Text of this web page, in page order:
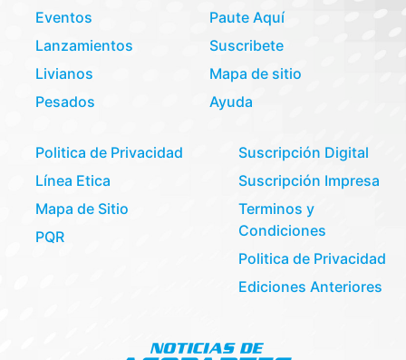
Eventos
Lanzamientos
Livianos
Pesados
Paute Aquí
Suscribete
Mapa de sitio
Ayuda
Politica de Privacidad
Línea Etica
Mapa de Sitio
PQR
Suscripción Digital
Suscripción Impresa
Terminos y
Condiciones
Politica de Privacidad
Ediciones Anteriores